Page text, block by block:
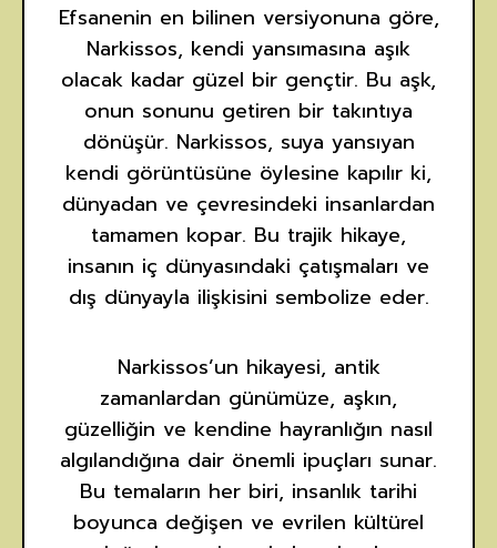
Efsanenin en bilinen versiyonuna göre,
Narkissos, kendi yansımasına aşık
olacak kadar güzel bir gençtir. Bu aşk,
onun sonunu getiren bir takıntıya
dönüşür. Narkissos, suya yansıyan
kendi görüntüsüne öylesine kapılır ki,
dünyadan ve çevresindeki insanlardan
tamamen kopar. Bu trajik hikaye,
insanın iç dünyasındaki çatışmaları ve
dış dünyayla ilişkisini sembolize eder.
Narkissos’un hikayesi, antik
zamanlardan günümüze, aşkın,
güzelliğin ve kendine hayranlığın nasıl
algılandığına dair önemli ipuçları sunar.
Bu temaların her biri, insanlık tarihi
boyunca değişen ve evrilen kültürel